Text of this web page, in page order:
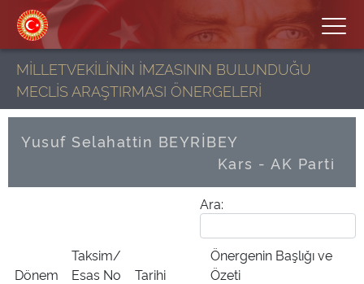
MİLLETVEKİLİNİN İMZASININ BULUNDUĞU
MECLİS ARAŞTIRMASI ÖNERGELERİ
Yusuf Selahattin BEYRİBEY
Kars - AK Parti
Ara:
Dönem
Taksim/
Esas No
Tarihi
Önergenin Başlığı ve
Özeti